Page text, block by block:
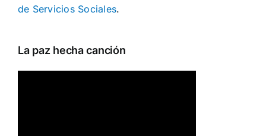
de Servicios Sociales.
La paz hecha canción